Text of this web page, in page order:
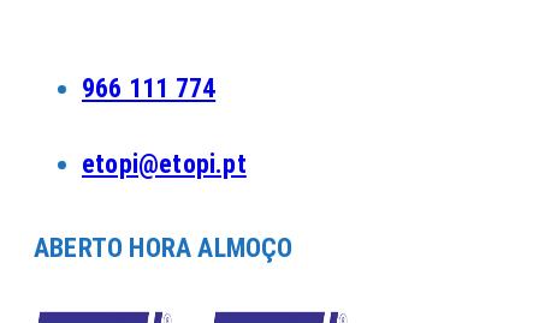
966 111 774
etopi@etopi.pt
ABERTO HORA ALMOÇO